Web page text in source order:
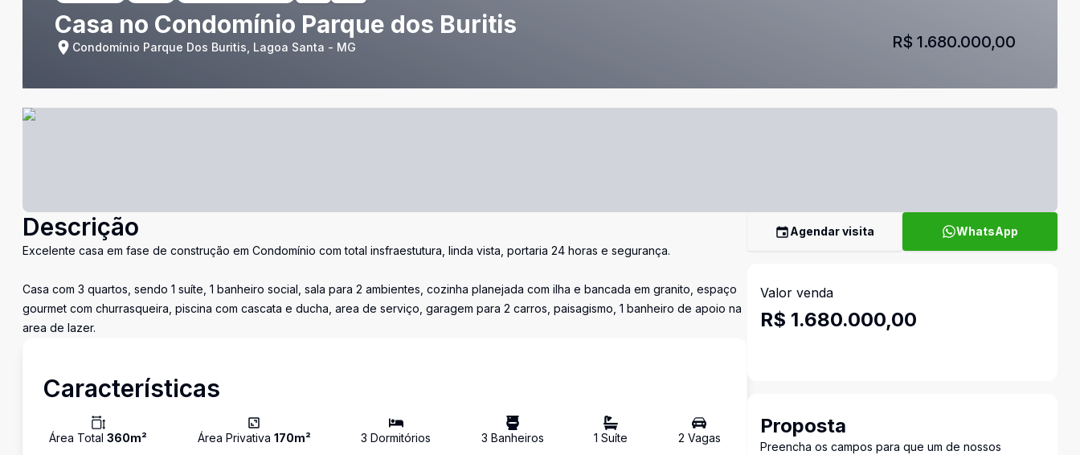
Casa no Condomínio Parque dos Buritis
Condomínio Parque Dos Buritis, Lagoa Santa - MG R$ 1.680.000,00
Descrição
Excelente casa em fase de construção em Condomínio com total insfraestutura, linda vista, portaria 24 horas e segurança.
Casa com 3 quartos, sendo 1 suíte, 1 banheiro social, sala para 2 ambientes, cozinha planejada com ilha e bancada em granito, espaço
gourmet com churrasqueira, piscina com cascata e ducha, area de serviço, garagem para 2 carros, paisagismo, 1 banheiro de apoio na
area de lazer.
Características
Área Total 360m² Área Privativa 170m² 3 Dormitórios 3 Banheiros 1 Suíte 2 Vagas
Agendar visita WhatsApp
Valor venda
R$ 1.680.000,00
Proposta
Preencha os campos para que um de nossos